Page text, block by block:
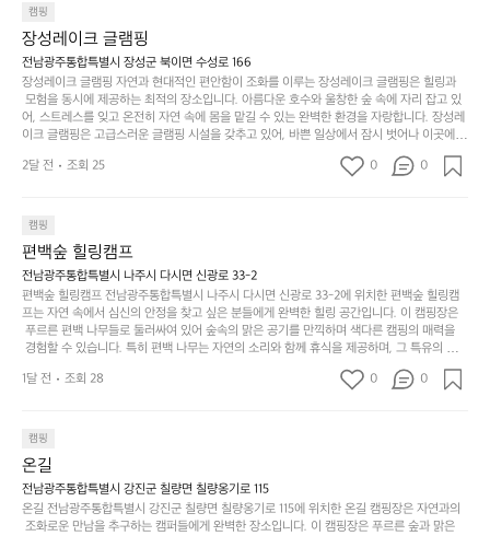
을
가
려
보
세
요.
튼
을
조
용
히
o
l
는
크
기,
무
게,
이
의
아
주
미
가
존
웃
도
어
의
경
럽
게
이
어
주
E
M
이
라
고
해
야
하
리
를
잡
았
는
하
으며 깊은 숙면을 취할 수 있는 기회를 제공합니다.  이곳은 자연과의 완벽한 조화를 이루며,
다채로운 야외 활동을 제공합니다. 특히 어린이들은 안전하게 놀 수 있는 놀이시설이 마련
되어 있어 부모님들과 함께 즐거운 시간을 보낼 수 있습니다. 주변의 다양한 관광지와 먹거
리를 탐험하는 재미도 포레스트 창평의 매력 중 하나입니다.  또한, 캠핑장을 방문한 후 지속
적으로 재방문하는 이들이 많아 인기가 날로 상승하고 있습니다. 포레스트 창평은 단순한 캠
핑 그 이상을 제공하며, 자연을 사랑하는 모든 이들에게 꼭 한번 경험해봐야 할 장소로 자리
잡았습니다.  인기 정도: ★★★★★
캠핑
장성레이크 글램핑
전남광주통합특별시 장성군 북이면 수성로 166
장성레이크 글램핑 자연과 현대적인 편안함이 조화를 이루는 장성레이크 글램핑은 힐링과
모험을 동시에 제공하는 최적의 장소입니다. 아름다운 호수와 울창한 숲 속에 자리 잡고 있
어, 스트레스를 잊고 온전히 자연 속에 몸을 맡길 수 있는 완벽한 환경을 자랑합니다. 장성레
이크 글램핑은 고급스러운 글램핑 시설을 갖추고 있어, 바쁜 일상에서 잠시 벗어나 이곳에
오면 사치스러운 휴식이 가능해집니다. 독립된 텐트에서 제공되는 특별한 불멍 공간은 소중
한 사람과 함께 따뜻한 이야기를 나눌 수 있는 소중한 시간을 만들어 줍니다. 또한, 주변의 자
을 창출하는 시간이 될 것입니다. 특히 식사를 좋아하는 분들에게는 매주 특별한 바비큐 파
티와 지역에서 나는 신선한 재료로 만든 다양한 요리를 제공하여 미각을 만족시켜 줍니다.
장성레이크 글램핑은 그 아름다운 경관과 최고 품질의 시설 덕분에 최근 몇 년 사이에 특히
주목받고 있는 캠핑장 중 하나입니다. 주말이면 방문객이 가득해 예약이 빠르게 차는 만큼
미리 일정을 계획하시는 것이 좋습니다. 나만의 프라이빗한 공간에서 가족 및 사랑하는 사
람들과 함께하세요. 당신의 대자연 속 힐링을 기다리는 장성레이크 글램핑은 언젠가 반드시
방문해봐야 할 명소로 자리매김하였습니다. 인기 정도: ★★★★★
2달 전 조회 25 0 0
캠핑
편백숲 힐링캠프
전남광주통합특별시 나주시 다시면 신광로 33-2
편백숲 힐링캠프 전남광주통합특별시 나주시 다시면 신광로 33-2에 위치한 편백숲 힐링캠
프는 자연 속에서 심신의 안정을 찾고 싶은 분들에게 완벽한 힐링 공간입니다. 이 캠핑장은
푸르른 편백 나무들로 둘러싸여 있어 숲속의 맑은 공기를 만끽하며 색다른 캠핑의 매력을
경험할 수 있습니다. 특히 편백 나무는 자연의 소리와 함께 휴식을 제공하며, 그 특유의 아로
마향이 심리적 안정감을 가져다줍니다. 이곳에서 아침 햇살을 맞으며 조용한 숲속에서의 커
피 한 잔은 그 어떤 도시의 카페에서 느끼기 힘든 특별함을 선사합니다. 편백숲 힐링캠프는
즐길 수 있는 기회도 많은데, 자전거를 타거나 숲속을 거닐며 다양한 생태계를 체험해보는
것도 일상의 스트레스를 잊게 해줍니다. 또한, 캠프파이어를 즐기며 별빛 아래서 시간을 보
내는 것은 일상에서 벗어나 새로운 여유를 찾는 방법입니다. 운영자는 항상 방문객의 편안함
과 안전을 최우선으로 생각하고 있으며, 깨끗하고 잘 관리된 시설을 자랑합니다. 가족들이
함께하는 모닥불 구이 파티나 친구들과의 캠핑 퀴즈도 놓칠 수 없는 재미가 됩니다. 자연과
의 조화 속에서 힐링할 수 있는 편백숲 힐링캠프는 현대인의 바쁜 일상에서 벗어나 소중한
1달 전 조회 28 0 0
캠핑
온길
전남광주통합특별시 강진군 칠량면 칠량옹기로 115
온길 전남광주통합특별시 강진군 칠량면 칠량옹기로 115에 위치한 온길 캠핑장은 자연과의
조화로운 만남을 추구하는 캠퍼들에게 완벽한 장소입니다. 이 캠핑장은 푸르른 숲과 맑은